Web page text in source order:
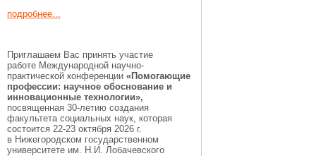
подробнее...
Приглашаем Вас принять участие
работе Международной научно-
практической конференции «Помогающие
профессии: научное обоснование и
инновационные технологии»,
посвященная 30-летию создания
факультета социальных наук, которая
состоится 22-23 октября 2026 г.
в Нижегородском государственном
университете им. Н.И. Лобачевского